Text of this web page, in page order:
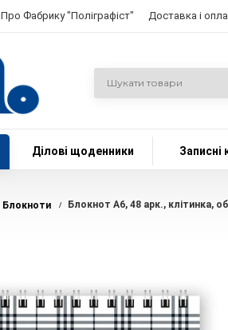
Про Фабрику "Поліграфіст" Доставка і
Ділові щоденники Записні
Блокноти Блокнот А6, 48 арк., клітинка,